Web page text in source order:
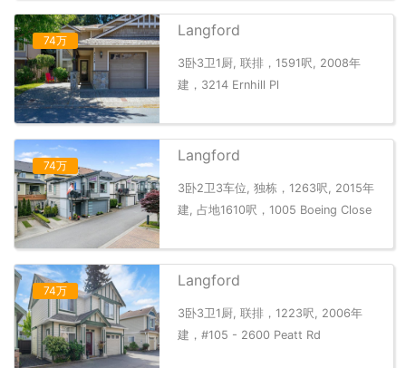
74万
Langford
3卧3卫1厨, 联排，1591呎, 2008年
建，3214 Ernhill Pl
74万
Langford
3卧2卫3车位, 独栋，1263呎, 2015年
建, 占地1610呎，1005 Boeing Close
74万
Langford
3卧3卫1厨, 联排，1223呎, 2006年
建，#105 - 2600 Peatt Rd